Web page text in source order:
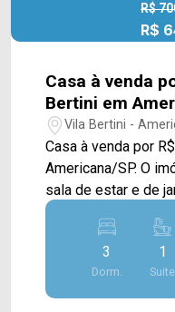
R$
R$
Casa à venda
Bertini em
Vila Bertini -
Casa à venda por
Americana/SP. O imóvel dispõe de 300M² com
sala de estar e de
quintal, área
serviço. > 03 dormitórios, sendo 01 suíte; > 02
banheiros, sendo
garagem. Localizado em Americana, o imóvel
contém uma área
3
Dorm.
1
Suite